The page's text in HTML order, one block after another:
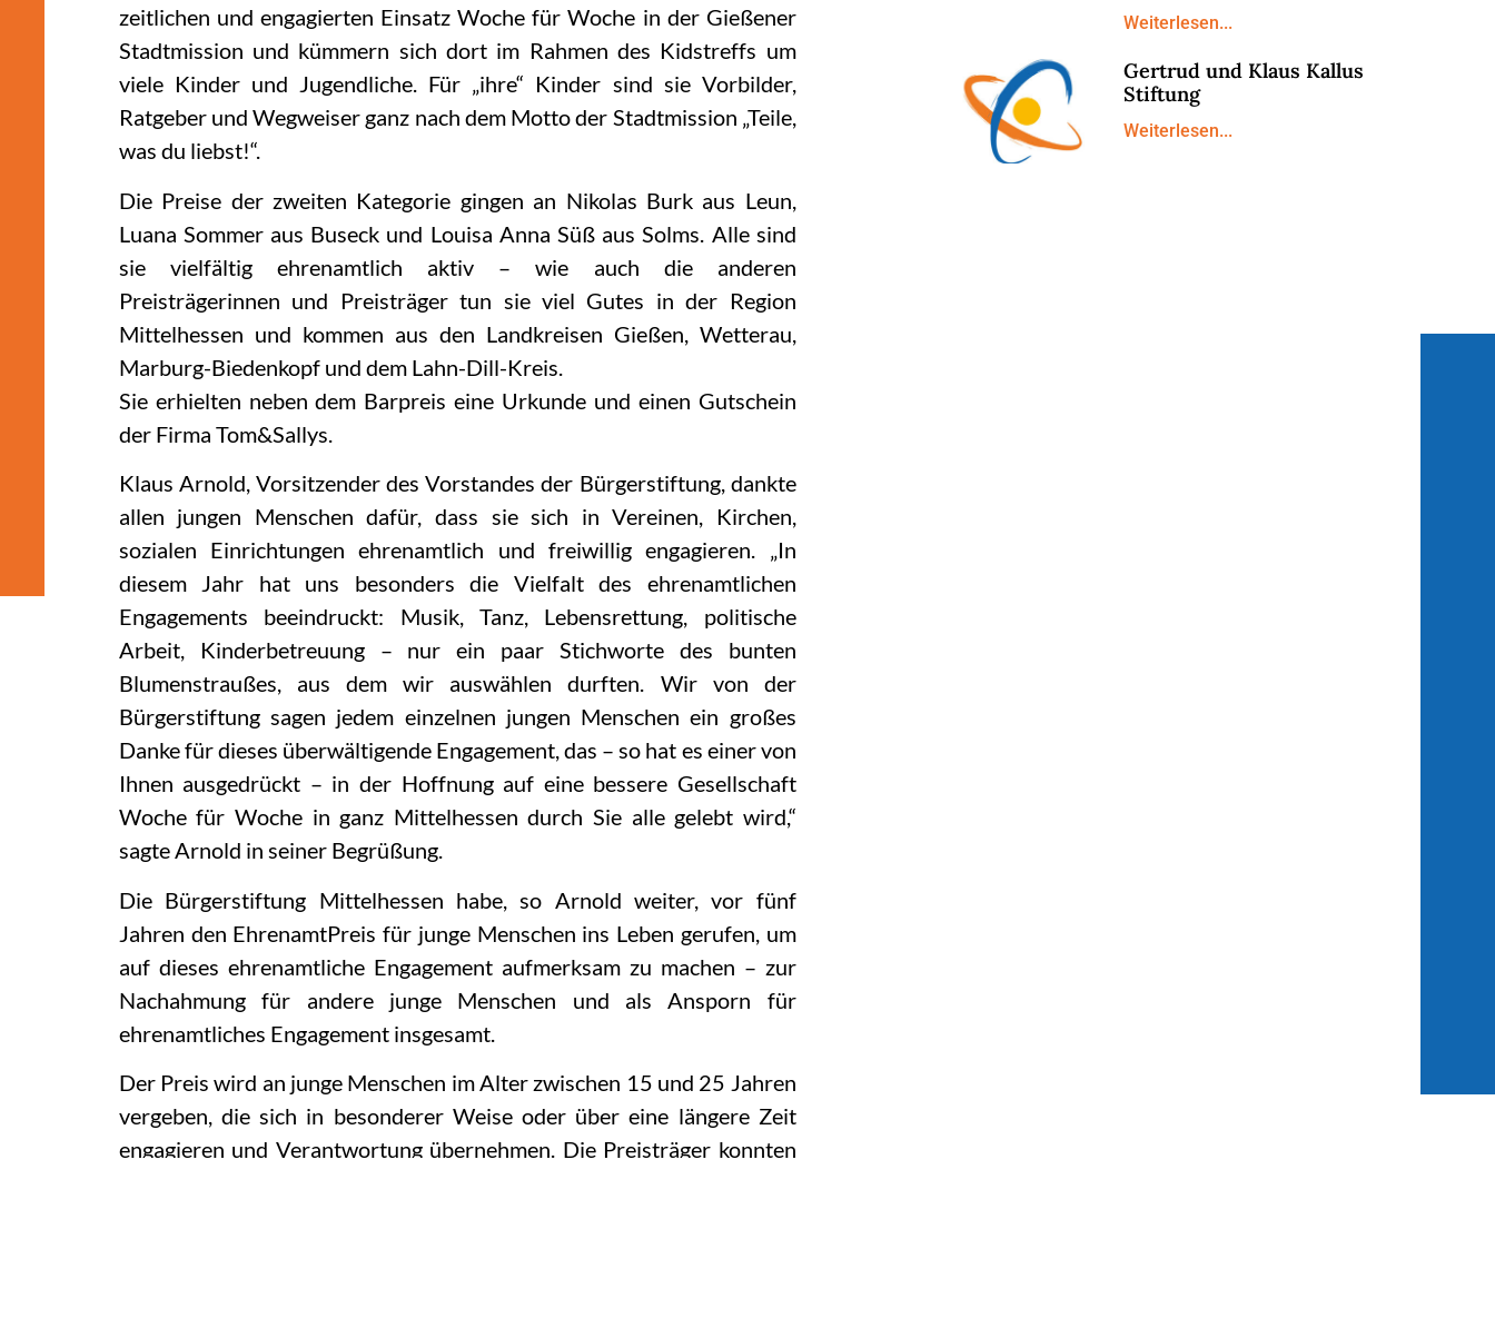
zeitlichen und engagierten Einsatz Woche für Woche in der Gießener
Stadtmission und kümmern sich dort im Rahmen des Kidstreffs um
viele Kinder und Jugendliche. Für „ihre“ Kinder sind sie Vorbilder,
Ratgeber und Wegweiser ganz nach dem Motto der Stadtmission „Teile,
was du liebst!“.
Die Preise der zweiten Kategorie gingen an Nikolas Burk aus Leun,
Luana Sommer aus Buseck und Louisa Anna Süß aus Solms. Alle sind
sie vielfältig ehrenamtlich aktiv – wie auch die anderen
Preisträgerinnen und Preisträger tun sie viel Gutes in der Region
Mittelhessen und kommen aus den Landkreisen Gießen, Wetterau,
Marburg-Biedenkopf und dem Lahn-Dill-Kreis.
Sie erhielten neben dem Barpreis eine Urkunde und einen Gutschein
der Firma Tom&Sallys.
Klaus Arnold, Vorsitzender des Vorstandes der Bürgerstiftung, dankte
allen jungen Menschen dafür, dass sie sich in Vereinen, Kirchen,
sozialen Einrichtungen ehrenamtlich und freiwillig engagieren. „In
diesem Jahr hat uns besonders die Vielfalt des ehrenamtlichen
Engagements beeindruckt: Musik, Tanz, Lebensrettung, politische
Arbeit, Kinderbetreuung – nur ein paar Stichworte des bunten
Blumenstraußes, aus dem wir auswählen durften. Wir von der
Bürgerstiftung sagen jedem einzelnen jungen Menschen ein großes
Danke für dieses überwältigende Engagement, das – so hat es einer von
Ihnen ausgedrückt – in der Hoffnung auf eine bessere Gesellschaft
Woche für Woche in ganz Mittelhessen durch Sie alle gelebt wird,“
sagte Arnold in seiner Begrüßung.
Die Bürgerstiftung Mittelhessen habe, so Arnold weiter, vor fünf
Jahren den EhrenamtPreis für junge Menschen ins Leben gerufen, um
auf dieses ehrenamtliche Engagement aufmerksam zu machen – zur
Nachahmung für andere junge Menschen und als Ansporn für
ehrenamtliches Engagement insgesamt.
Der Preis wird an junge Menschen im Alter zwischen 15 und 25 Jahren
vergeben, die sich in besonderer Weise oder über eine längere Zeit
engagieren und Verantwortung übernehmen. Die Preisträger konnten
Weiterlesen...
Gertrud und Klaus Kallus
Stiftung
Weiterlesen...